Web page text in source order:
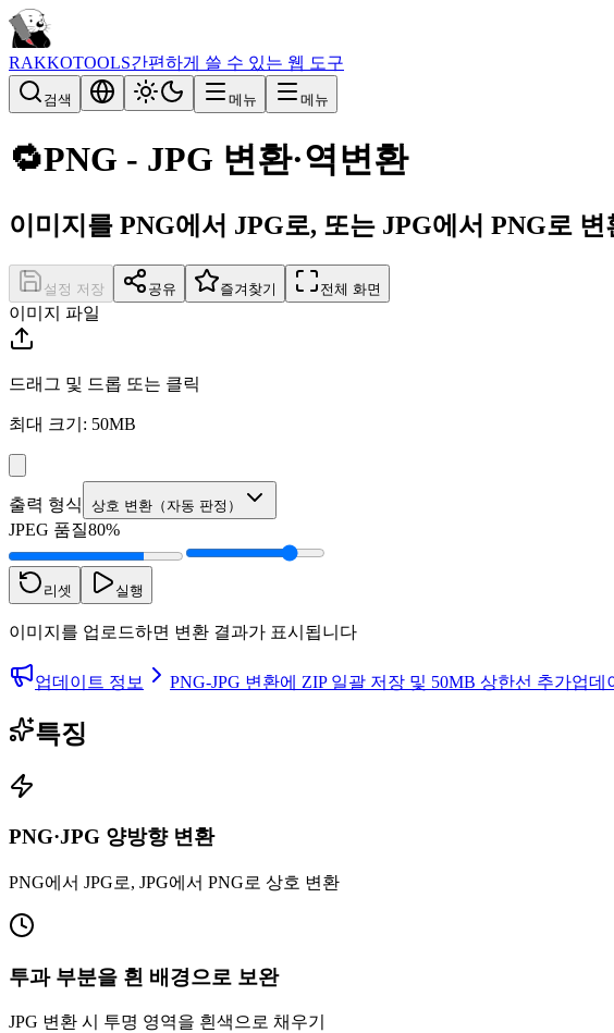
RAKKOTOOLS간편하게 쓸 수 있는 웹 도구
검색 메뉴 메뉴
🔁PNG - JPG 변환·역변환
이미지를 PNG에서 JPG로, 또는 JPG에서 PNG로
설정 저장 공유 즐겨찾기 전체 화면
이미지 파일
드래그 및 드롭 또는 클릭
최대 크기: 50MB
출력 형식 상호 변환（자동 판정）
JPEG 품질80%
리셋 실행
이미지를 업로드하면 변환 결과가 표시됩니다
업데이트 정보 PNG-JPG 변환에 ZIP 일괄 저장 및 50MB 상한선 추가업데
특징
PNG·JPG 양방향 변환
PNG에서 JPG로, JPG에서 PNG로 상호 변환
투과 부분을 흰 배경으로 보완
JPG 변환 시 투명 영역을 흰색으로 채우기